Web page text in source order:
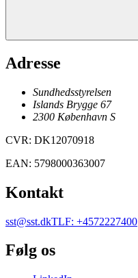
Adresse
Sundhedsstyrelsen
Islands Brygge 67
2300 København S
CVR: DK12070918
EAN: 5798000363007
Kontakt
sst@sst.dkTLF: +4572227400
Følg os